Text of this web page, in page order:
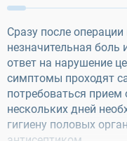
Сразу после
незначительная
ответ на нарушение
симптомы проходят
потребоваться
нескольких дней
гигиену половых